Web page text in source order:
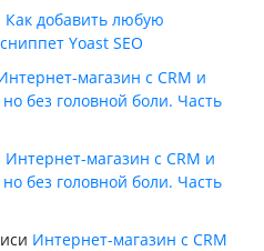
Как добавить любую
Yoast SEO
магазин с CRM и
без головной боли. Часть
Интернет-магазин с CRM и
без головной боли. Часть
Интернет-магазин с CRM